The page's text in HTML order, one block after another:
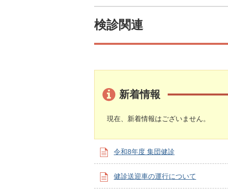
検診関連
新着情報
現在、新着情報はございません。
令和8年度 集団健診
健診送迎車の運行について